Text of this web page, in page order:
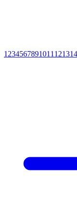
1 234567891011 121314